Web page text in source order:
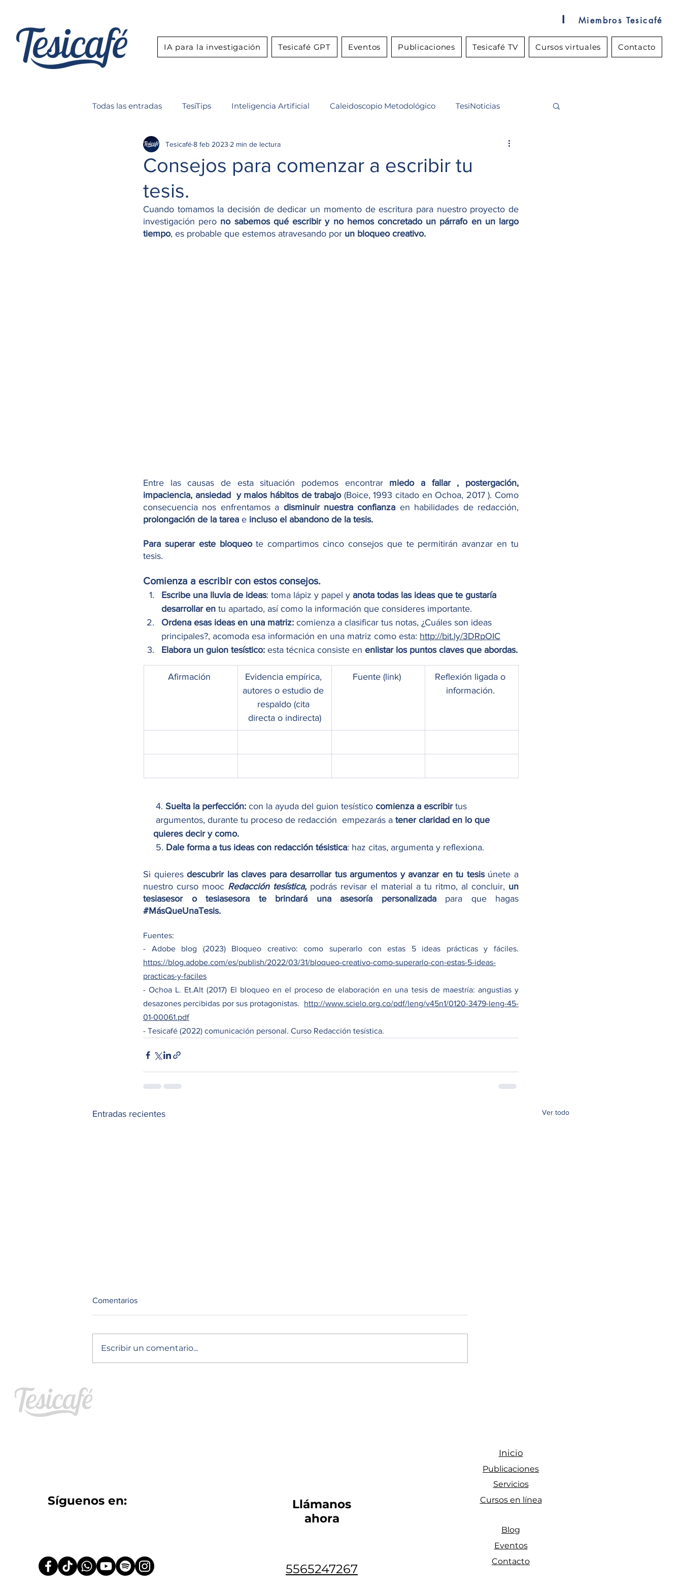
l Miembros Tesicafé
IA para la investigación Tesicafé GPT Eventos Publicaciones Tesicafé TV Cursos virtuales Contacto
Todas las entradas TesiTips Inteligencia Artificial Caleidoscopio Metodológico TesiNoticias
Seminario IA para la investigación
Consejos para comenzar a escribir tu
tesis.
Tesicafé8 feb 2023 2 min de lectura
Cuando tomamos la decisión de dedicar un momento de escritura para nuestro proyecto de
investigación pero no sabemos qué escribir y no hemos concretado un párrafo en un largo
tiempo, es probable que estemos atravesando por un bloqueo creativo.
Entre las causas de esta situación podemos encontrar miedo a fallar , postergación,
impaciencia, ansiedad  y malos hábitos de trabajo (Boice, 1993 citado en Ochoa, 2017 ). Como
consecuencia nos enfrentamos a disminuir nuestra confianza
prolongación de la tarea e incluso el abandono de la tesis.
Para superar este bloqueo te compartimos cinco consejos que te permitirán avanzar en tu
tesis.
Comienza a escribir con estos consejos.
Escribe una lluvia de ideas: toma lápiz y papel y anota todas las ideas que te gustaría
desarrollar en tu apartado, así como la información que consideres importante.
Ordena esas ideas en una matriz: comienza a clasificar tus notas, ¿Cuáles son ideas
principales?, acomoda esa información en una matriz como esta: http://bit.ly/3DRpOIC
Elabora un guion tesístico: esta técnica consiste en
​Afirmación
Evidencia empírica,
autores o estudio de
respaldo (cita
directa o indirecta)
​Fuente (link)
​Reflexión ligada o
información.
4. Suelta la perfección: con la ayuda del guion tesístico comienza a escribir tus
     argumentos, durante tu proceso de redacción  empezarás a
tener claridad en lo que
    quieres decir y como.
     5.
Dale forma a tus ideas con redacción tésistica: haz citas, argumenta y reflexiona.
Si quieres descubrir las claves para desarrollar tus argumentos y avanzar en tu tesis únete a
nuestro curso mooc Redacción tesística, podrás revisar el material a tu ritmo, al concluir, un
tesiasesor o tesiasesora te brindará una asesoría personalizada
#MásQueUnaTesis.
Fuentes:
https://blog.adobe.com/es/publish/2022/03/31/bloqueo-creativo-como-superarlo-con-estas-5-ideas-
practicas-y-faciles
- Ochoa L. Et.Alt (2017) El bloqueo en el proceso de elaboración en una tesis de maestría: angustias y
desazones percibidas por sus protagonistas. http://www.scielo.org.co/pdf/leng/v45n1/0120-3479-leng-45-
01-00061.pdf
- Tesicafé (2022) comunicación personal. Curso Redacción tesística.
Entradas recientes Ver todo
Comentarios
Escribir un comentario...
Inicio
Publicaciones
Servicios
​Síguenos en:
Llámanos
ahora
Cursos en línea
Blog
Eventos
5565247267
Contacto